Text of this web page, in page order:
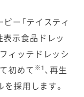
ー「テイスティ
表示食品ドレッ
ィッテドレッシ
初めて ※1 、再生
採用します。